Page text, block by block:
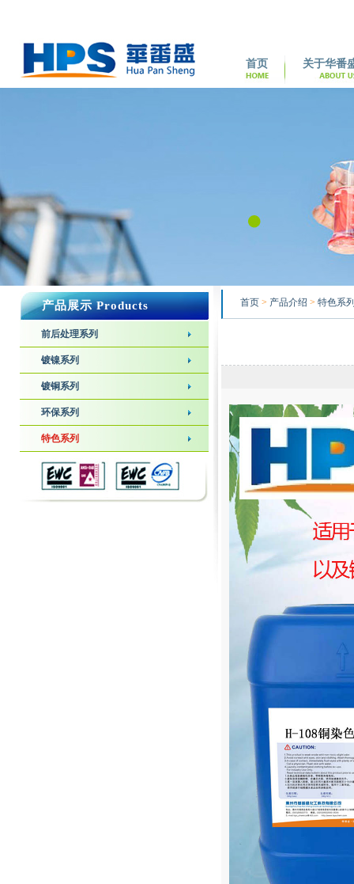
首页 关于华番
产品展示 Products
前后处理系列
镀镍系列
镀铜系列
环保系列
特色系列
首页 > 产品介绍 > 特色系